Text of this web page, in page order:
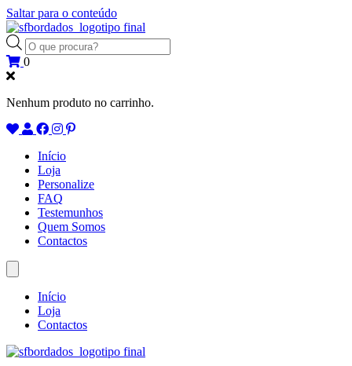
Saltar para o conteúdo
Products
search
0
Nenhum produto no carrinho.
Início
Loja
Personalize
FAQ
Testemunhos
Quem Somos
Contactos
Início
Loja
Contactos